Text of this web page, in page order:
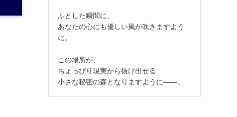
ふとした瞬間に、
あなたの心にも優しい風が吹きますよう
に。
この場所が、
ちょっぴり現実から抜け出せる
小さな秘密の森となりますように——。